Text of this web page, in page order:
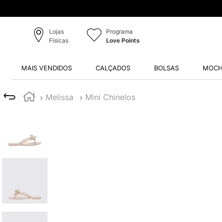
Lojas
Físicas
Programa
Love Points
MAIS VENDIDOS CALÇADOS BOLSAS
Melissa Mini Chinelos